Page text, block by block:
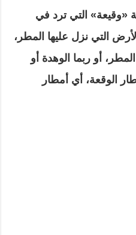
«وقيعة» التي ترد في
التي نزل عليها المطر،
أو ربما الوهدة أو
الوقعة، أي أمطار